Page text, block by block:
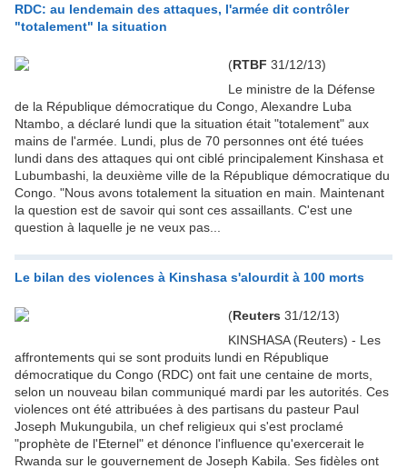
RDC: au lendemain des attaques, l'armée dit contrôler
"totalement" la situation
(RTBF 31/12/13)
Le ministre de la Défense
de la République démocratique du Congo, Alexandre Luba
Ntambo, a déclaré lundi que la situation était "totalement" aux
mains de l'armée. Lundi, plus de 70 personnes ont été tuées
lundi dans des attaques qui ont ciblé principalement Kinshasa et
Lubumbashi, la deuxième ville de la République démocratique du
Congo. "Nous avons totalement la situation en main. Maintenant
la question est de savoir qui sont ces assaillants. C'est une
question à laquelle je ne veux pas...
Le bilan des violences à Kinshasa s'alourdit à 100 morts
(Reuters 31/12/13)
KINSHASA (Reuters) - Les
affrontements qui se sont produits lundi en République
démocratique du Congo (RDC) ont fait une centaine de morts,
selon un nouveau bilan communiqué mardi par les autorités. Ces
violences ont été attribuées à des partisans du pasteur Paul
Joseph Mukungubila, un chef religieux qui s'est proclamé
"prophète de l'Eternel" et dénonce l'influence qu'exercerait le
Rwanda sur le gouvernement de Joseph Kabila. Ses fidèles ont